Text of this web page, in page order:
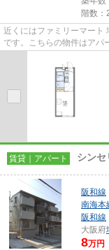
階数：
近くにはファミリーマート
です。こちらの物件はアパ
賃貸｜アパート シン
阪和線
南海本
阪和線
大阪府
8万円